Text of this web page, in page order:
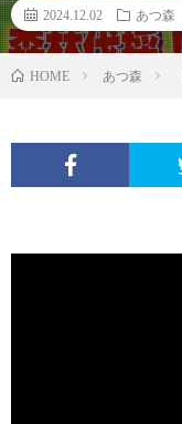
2024.12.02 あつ森
HOME あつ森